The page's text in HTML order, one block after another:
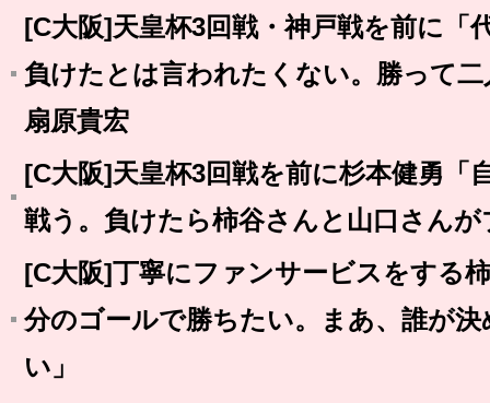
[C大阪]天皇杯3回戦・神戸戦を前に「
負けたとは言われたくない。勝って
扇原貴宏
[C大阪]天皇杯3回戦を前に杉本健勇「
戦う。負けたら柿谷さんと山口さん
[C大阪]丁寧にファンサービスをする
分のゴールで勝ちたい。まあ、誰が
い」